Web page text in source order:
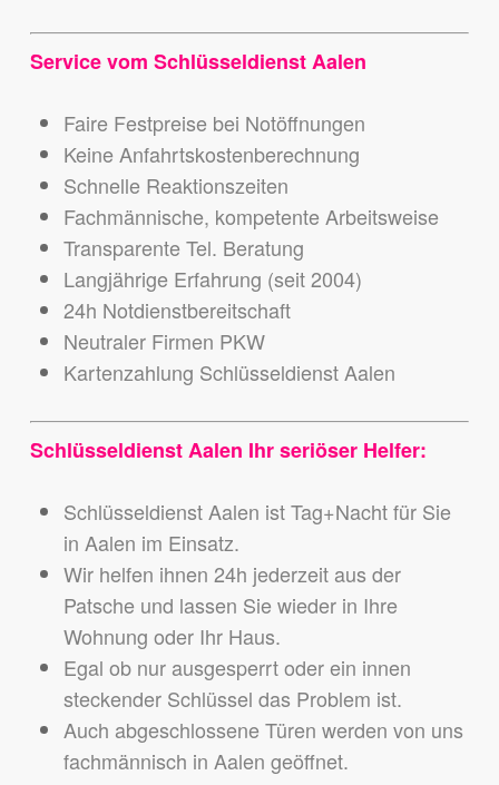
Service vom Schlüsseldienst Aalen
Faire Festpreise bei Notöffnungen
Keine Anfahrtskostenberechnung
Schnelle Reaktionszeiten
Fachmännische, kompetente Arbeitsweise
Transparente Tel. Beratung
Langjährige Erfahrung (seit 2004)
24h Notdienstbereitschaft
Neutraler Firmen PKW
Kartenzahlung Schlüsseldienst Aalen
Schlüsseldienst Aalen Ihr seriöser Helfer:
Schlüsseldienst Aalen ist Tag+Nacht für Sie
in Aalen im Einsatz.
Wir helfen ihnen 24h jederzeit aus der
Patsche und lassen Sie wieder in Ihre
Wohnung oder Ihr Haus.
Egal ob nur ausgesperrt oder ein innen
steckender Schlüssel das Problem ist.
Auch abgeschlossene Türen werden von uns
fachmännisch in Aalen geöffnet.